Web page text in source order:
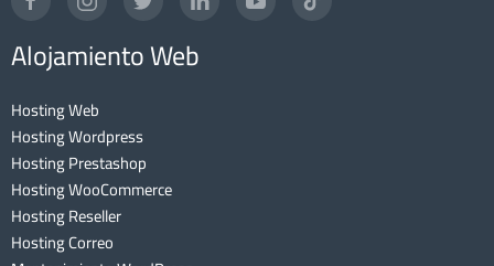
Alojamiento Web
Hosting Web
Hosting Wordpress
Hosting Prestashop
Hosting WooCommerce
Hosting Reseller
Hosting Correo